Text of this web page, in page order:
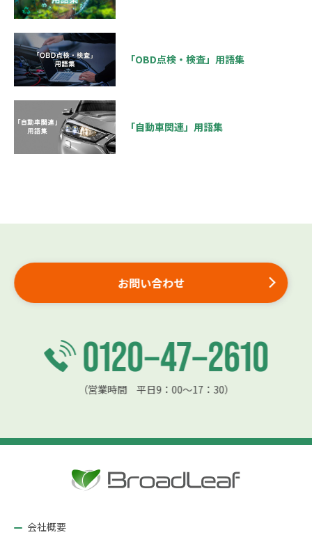
「OBD点検・検査」用語集
「自動車関連」用語集
お問い合わせ
（営業時間 平日9：00〜17：30）
会社概要